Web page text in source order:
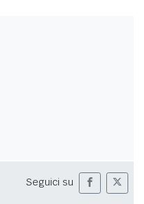
Seguici su